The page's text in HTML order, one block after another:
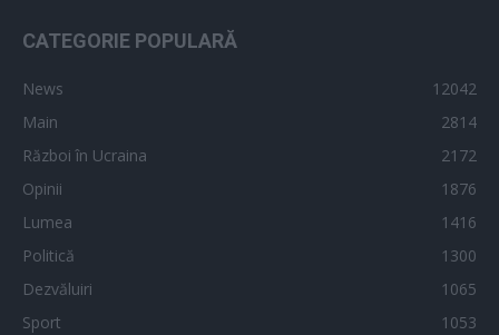
CATEGORIE POPULARĂ
News
12042
Main
2814
Război în Ucraina
2172
Opinii
1876
Lumea
1416
Politică
1300
Dezvăluiri
1065
Sport
1053